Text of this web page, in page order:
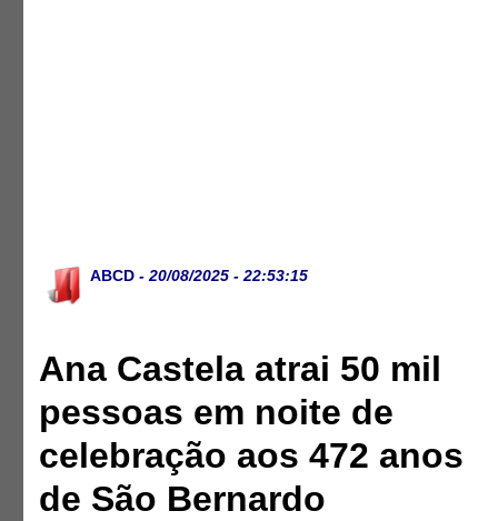
ABCD - 20/08/2025 - 22:53:15
Ana Castela atrai 50 mil
pessoas em noite de
celebração aos 472 anos
de São Bernardo